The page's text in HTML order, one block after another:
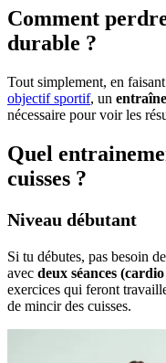
Comment
durable ?
Tout simplement, en
objectif sportif, un
nécessaire pour voir les
Quel
cuisses ?
Niveau débutant
Si tu débutes, pas besoin
avec deux séances
exercices qui feront
de mincir des cuisses.